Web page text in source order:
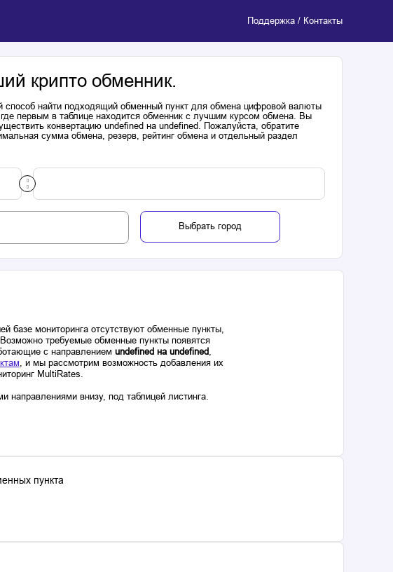
Поддержка / Контакты
крипто обменник.
способ найти подходящий обменный пункт для обмена цифровой валюты
первым в таблице находится обменник с лучшим курсом обмена. Вы
конвертацию undefined на undefined. Пожалуйста, обратите
сумма обмена, резерв, рейтинг обмена и отдельный раздел
Выбрать город
базе мониторинга отсутствуют обменные пункты,
требуемые обменные пункты появятся
с направлением undefined на undefined,
, и мы рассмотрим возможность добавления их
MultiRates.
направлениями внизу, под таблицей листинга.
пункта